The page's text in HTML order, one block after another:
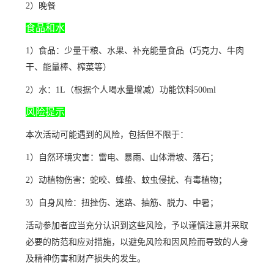
2）晚餐
食品和水
1）食品：少量干粮、水果、补充能量食品（巧克力、牛肉
干、能量棒、榨菜等）
2）水：1L（根据个人喝水量增减）功能饮料500ml
风险提示
本次活动可能遇到的风险，包括但不限于：
1）自然环境灾害：雷电、暴雨、山体滑坡、落石；
2）动植物伤害：蛇咬、蜂蛰、蚊虫侵扰、有毒植物；
3）自身风险：扭挫伤、迷路、抽筋、脱力、中暑；
活动参加者应当充分认识到这些风险，予以谨慎注意并采取
必要的防范和应对措施，以避免风险和因风险而导致的人身
及精神伤害和财产损失的发生。